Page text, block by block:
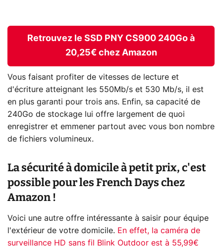
Retrouvez le SSD PNY CS900 240Go à
20,25€ chez Amazon
Vous faisant profiter de vitesses de lecture et
d'écriture atteignant les 550Mb/s et 530 Mb/s, il est
en plus garanti pour trois ans. Enfin, sa capacité de
240Go de stockage lui offre largement de quoi
enregistrer et emmener partout avec vous bon nombre
de fichiers volumineux.
La sécurité à domicile à petit prix, c'est
possible pour les French Days chez
Amazon !
Voici une autre offre intéressante à saisir pour équipe
l'extérieur de votre domicile. En effet, la caméra de
surveillance HD sans fil Blink Outdoor est à 55,99€